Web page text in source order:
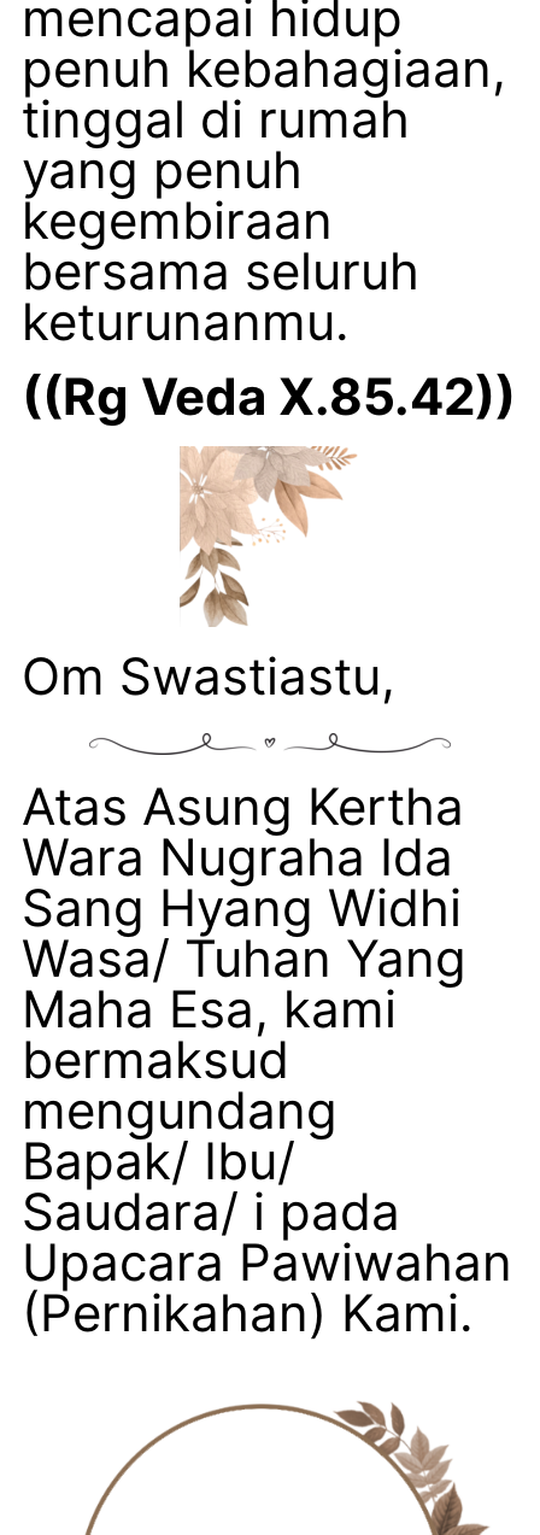
mencapai hidup
penuh kebahagiaan,
tinggal di rumah
yang penuh
kegembiraan
bersama seluruh
keturunanmu.
((Rg Veda X.85.42))
Om Swastiastu,
Atas Asung Kertha
Wara Nugraha Ida
Sang Hyang Widhi
Wasa/ Tuhan Yang
Maha Esa, kami
bermaksud
mengundang
Bapak/ Ibu/
Saudara/ i pada
Upacara Pawiwahan
(Pernikahan) Kami.